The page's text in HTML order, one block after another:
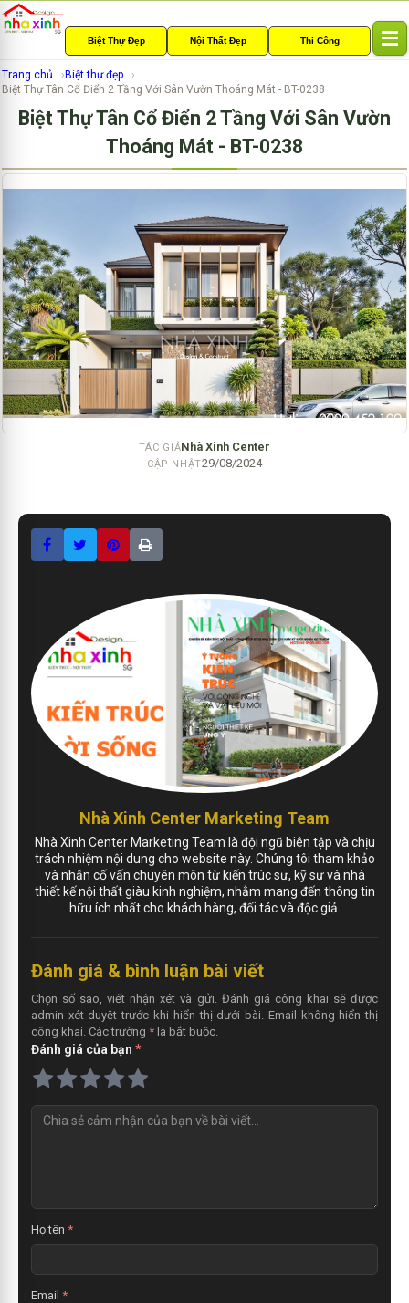
Biệt Thự Đẹp Nội Thất Đẹp Thi Công
l
a
v
i
g
a
t
i
o
n
Trang chủ
Biệt thự đẹp
Biệt Thự Tân Cổ Điển 2 Tầng Với Sân Vườn Thoáng Mát - BT-0238
Biệt Thự Tân Cổ Điển 2 Tầng Với Sân Vườn
Thoáng Mát - BT-0238
TÁC GIẢNhà Xinh Center
CẬP NHẬT29/08/2024
Nhà Xinh Center Marketing Team
Nhà Xinh Center Marketing Team là đội ngũ biên tập và chịu
trách nhiệm nội dung cho website này. Chúng tôi tham khảo
và nhận cố vấn chuyên môn từ kiến trúc sư, kỹ sư và nhà
thiết kế nội thất giàu kinh nghiệm, nhằm mang đến thông tin
hữu ích nhất cho khách hàng, đối tác và độc giả.
Đánh giá & bình luận bài viết
Chọn số sao, viết nhận xét và gửi. Đánh giá công khai sẽ được
admin xét duyệt trước khi hiển thị dưới bài. Email không hiển thị
công khai. Các trường *là bắt buộc.
Đánh giá của bạn *
é
Họ tên *
Email *